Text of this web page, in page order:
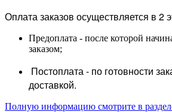
Оплата заказов осуществляется в 2
Предоплата - после которой
заказом;
Постоплата - по готовности
доставкой.
Полную информацию смотрите в